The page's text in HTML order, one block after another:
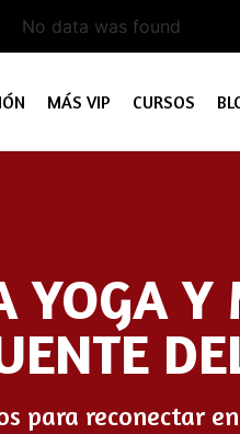
No data was found
MÁS VIP CURSOS
YOGA
para reconectar